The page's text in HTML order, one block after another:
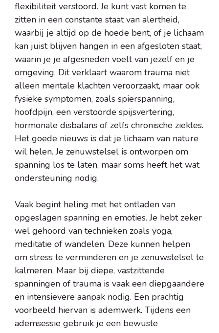
flexibiliteit verstoord. Je kunt vast komen te
zitten in een constante staat van alertheid,
waarbij je altijd op de hoede bent, of je lichaam
kan juist blijven hangen in een afgesloten staat,
waarin je je afgesneden voelt van jezelf en je
omgeving. Dit verklaart waarom trauma niet
alleen mentale klachten veroorzaakt, maar ook
fysieke symptomen, zoals spierspanning,
hoofdpijn, een verstoorde spijsvertering,
hormonale disbalans of zelfs chronische ziektes.
Het goede nieuws is dat je lichaam van nature
wil helen. Je zenuwstelsel is ontworpen om
spanning los te laten, maar soms heeft het wat
ondersteuning nodig.
Vaak begint heling met het ontladen van
opgeslagen spanning en emoties. Je hebt zeker
wel gehoord van technieken zoals yoga,
meditatie of wandelen. Deze kunnen helpen
om stress te verminderen en je zenuwstelsel te
kalmeren. Maar bij diepe, vastzittende
spanningen of trauma is vaak een diepgaandere
en intensievere aanpak nodig. Een prachtig
voorbeeld hiervan is ademwerk. Tijdens een
ademsessie gebruik je een bewuste